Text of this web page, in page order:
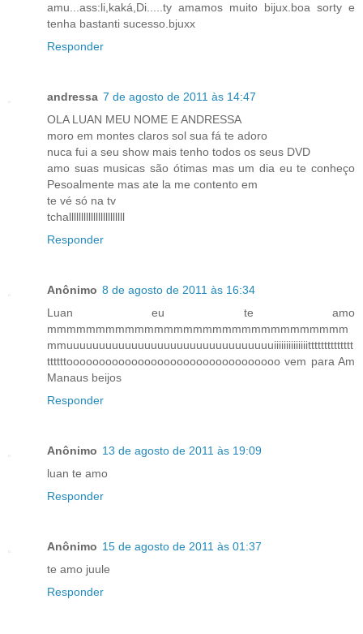
amu...ass:li,kaká,Di.....ty amamos muito bijux.boa sorty e
tenha bastanti sucesso.bjuxx
Responder
andressa 7 de agosto de 2011 às 14:47
OLA LUAN MEU NOME E ANDRESSA
moro em montes claros sol sua fá te adoro
nuca fui a seu show mais tenho todos os seus DVD
amo suas musicas são ótimas mas um dia eu te conheço
Pesoalmente mas ate la me contento em
te vé só na tv
tchalllllllllllllllllllllll
Responder
Anônimo 8 de agosto de 2011 às 16:34
Luan eu te amo
mmmmmmmmmmmmmmmmmmmmmmmmmmmmmmm
mmuuuuuuuuuuuuuuuuuuuuuuuuuuuuuuuuiiiiiiiiiiiiiitttttttttttttt
ttttttooooooooooooooooooooooooooooooooo vem para Am
Manaus beijos
Responder
Anônimo 13 de agosto de 2011 às 19:09
luan te amo
Responder
Anônimo 15 de agosto de 2011 às 01:37
te amo juule
Responder